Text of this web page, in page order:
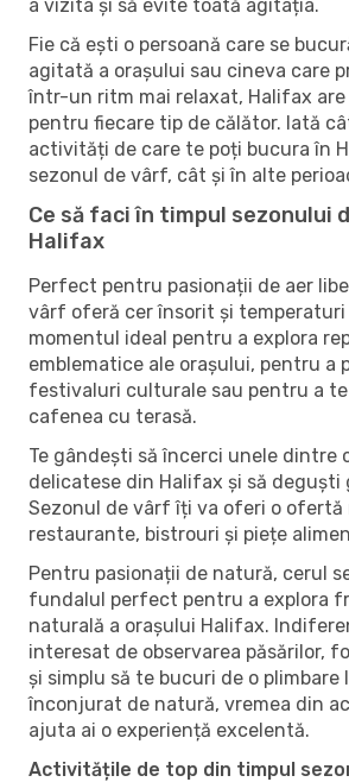
a vizita și să evite toată agitația.
Fie că ești o persoană care se
agitată a orașului sau cineva care
într-un ritm mai relaxat, Halifax
pentru fiecare tip de călător. Iată
activități de care te poți bucura în
sezonul de vârf, cât și în alte
Ce să faci în timpul sezonului
Halifax
Perfect pentru pasionații de aer
vârf oferă cer însorit și temperaturi
momentul ideal pentru a explora
emblematice ale orașului, pentru a
festivaluri culturale sau pentru a te
cafenea cu terasă.
Te gândești să încerci unele dintre
delicatese din Halifax și să deguști
Sezonul de vârf îți va oferi o ofertă
restaurante, bistrouri și piețe
Pentru pasionații de natură, cerul
fundalul perfect pentru a explora
naturală a orașului Halifax.
interesat de observarea păsărilor,
și simplu să te bucuri de o plimbare
înconjurat de natură, vremea din
ajuta ai o experiență excelentă.
Activitățile de top din timpul